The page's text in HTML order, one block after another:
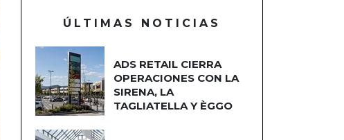
ÚLTIMAS NOTICIAS
ADS RETAIL CIERRA
OPERACIONES CON LA
SIRENA, LA
TAGLIATELLA Y ÈGGO